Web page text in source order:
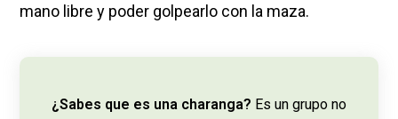
mano libre y poder golpearlo con la maza.
¿Sabes que es una charanga? Es un grupo no